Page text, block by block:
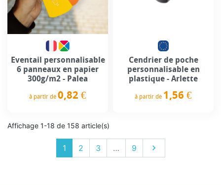
Eventail personnalisable
6 panneaux en papier
300g/m2 - Palea
à partir de 0,82 €
Cendrier de poche
personnalisable en
plastique - Arlette
à partir de 1,56 €
Affichage 1-18 de 158 article(s)
1 2 3 … 9 Suivant
